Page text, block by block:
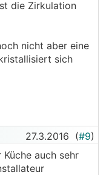
die Zirkulation
nicht aber eine
sich
27.3.2016 (#9)
auch sehr